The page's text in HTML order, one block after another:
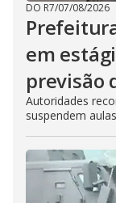
DO R7/07/08/2026
em
previsão
Autoridades
suspendem